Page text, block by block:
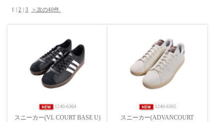
1 | 2 | 3 ＞次の40件
1240-6364
スニーカー(VL COURT BASE U)
1240-6365
スニーカー(ADVANCOURT